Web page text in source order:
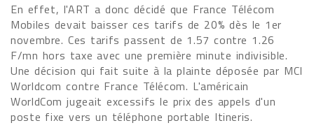
En effet, l'ART a donc décidé que France Télécom
Mobiles devait baisser ces tarifs de 20% dès le 1er
novembre. Ces tarifs passent de 1.57 contre 1.26
F/mn hors taxe avec une première minute indivisible.
Une décision qui fait suite à la plainte déposée par MCI
Worldcom contre France Télécom. L'américain
WorldCom jugeait excessifs le prix des appels d'un
poste fixe vers un téléphone portable Itineris.